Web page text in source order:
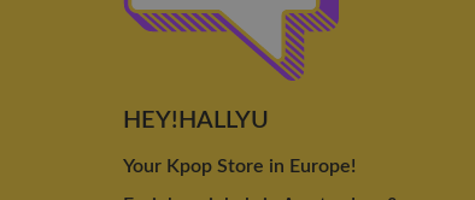
HEY!HALLYU
Your Kpop Store in Europe!